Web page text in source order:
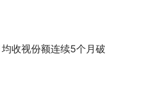
收视份额连续5个月破